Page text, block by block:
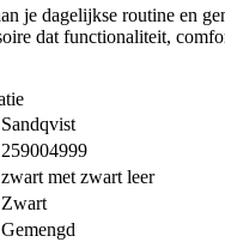
je dagelijkse routine en
dat functionaliteit,
Sandqvist
259004999
zwart met zwart leer
Zwart
Gemengd